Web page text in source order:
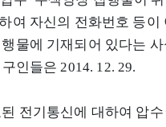
여 자신의 전화번호 등이
물에 기재되어 있다는 사
인들은 2014. 12. 29.
전기통신에 대하여 압수